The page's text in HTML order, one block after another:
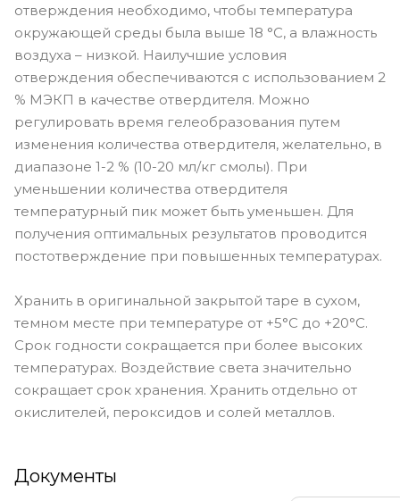
отверждения необходимо, чтобы температура
окружающей среды была выше 18 °C, а влажность
воздуха – низкой. Наилучшие условия
отверждения обеспечиваются с использованием 2
% МЭКП в качестве отвердителя. Можно
регулировать время гелеобразования путем
изменения количества отвердителя, желательно, в
диапазоне 1-2 % (10-20 мл/кг смолы). При
уменьшении количества отвердителя
температурный пик может быть уменьшен. Для
получения оптимальных результатов проводится
постотверждение при повышенных температурах.
Хранить в оригинальной закрытой таре в сухом,
темном месте при температуре от +5°C до +20°C.
Срок годности сокращается при более высоких
температурах. Воздействие света значительно
сокращает срок хранения. Хранить отдельно от
окислителей, пероксидов и солей металлов.
Документы